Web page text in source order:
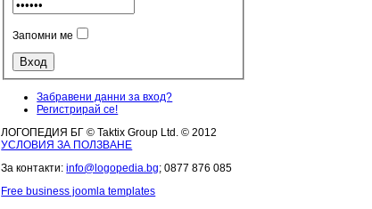
Запомни ме
Забравени данни за вход?
Регистрирай се!
ЛОГОПЕДИЯ БГ © Taktix Group Ltd. © 2012
УСЛОВИЯ ЗА ПОЛЗВАНЕ
За контакти:info@logopedia.bg; 0877 876 085
Free business joomla templates